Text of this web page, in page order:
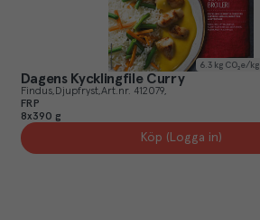
6.3 kg CO₂e/kg
Dagens Kycklingfile Curry
Findus Djupfryst Art.nr. 412079
FRP
8x390 g
Köp (Logga in)